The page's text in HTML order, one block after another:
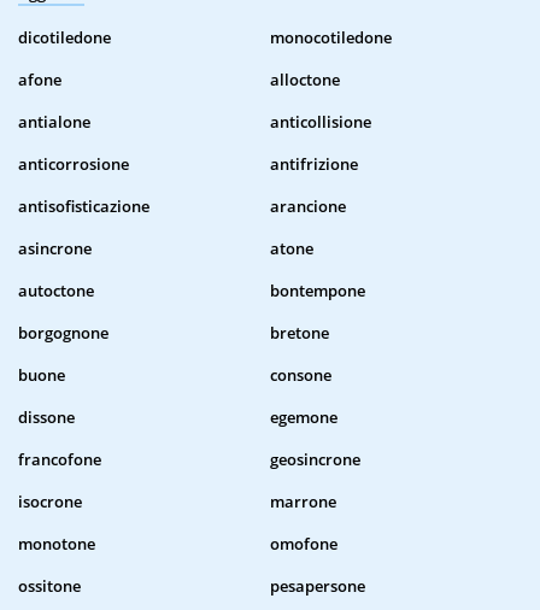
dicotiledone
monocotiledone
afone
alloctone
antialone
anticollisione
anticorrosione
antifrizione
antisofisticazione
arancione
asincrone
atone
autoctone
bontempone
borgognone
bretone
buone
consone
dissone
egemone
francofone
geosincrone
isocrone
marrone
monotone
omofone
ossitone
pesapersone